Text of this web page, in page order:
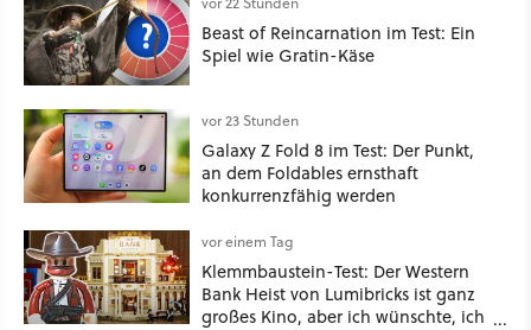
Beast of Reincarnation im Test: Ein
Spiel wie Gratin-Käse
vor 23 Stunden
Galaxy Z Fold 8 im Test: Der Punkt,
an dem Foldables ernsthaft
konkurrenzfähig werden
vor einem Tag
Klemmbaustein-Test: Der Western
Bank Heist von Lumibricks ist ganz
großes Kino, aber ich wünschte, ich